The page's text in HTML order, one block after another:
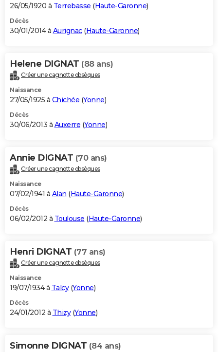
26/05/1920 à Terrebasse (Haute-Garonne)
Décès
30/01/2014 à Aurignac(Haute-Garonne)
Helene DIGNAT (88 ans)
Créer une cagnotte obsèques
Naissance
27/05/1925 à Chichée (Yonne)
Décès
30/06/2013 à Auxerre (Yonne)
Annie DIGNAT (70 ans)
Créer une cagnotte obsèques
Naissance
07/02/1941 à Alan (Haute-Garonne)
Décès
06/02/2012 à Toulouse (Haute-Garonne)
Henri DIGNAT (77 ans)
Créer une cagnotte obsèques
Naissance
19/07/1934 à Talcy(Yonne)
Décès
24/01/2012 à Thizy(Yonne)
Simonne DIGNAT (84 ans)